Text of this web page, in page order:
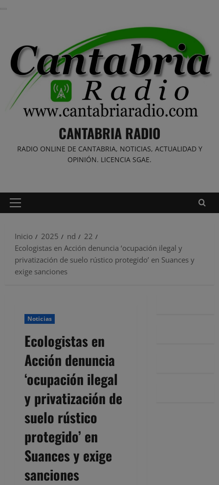
CANTABRIA RADIO
RADIO ONLINE DE CANTABRIA, NOTICIAS, ACTUALIDAD Y
OPINIÓN. LICENCIA SGAE.
Menú
Inicio
2025 nd
22
Ecologistas en Acción denuncia ‘ocupación ilegal y
privatización de suelo rústico protegido’ en Suances y
exige sanciones
Noticias
Ecologistas en
Acción denuncia
‘ocupación ilegal
y privatización de
suelo rústico
protegido’ en
Suances y exige
sanciones